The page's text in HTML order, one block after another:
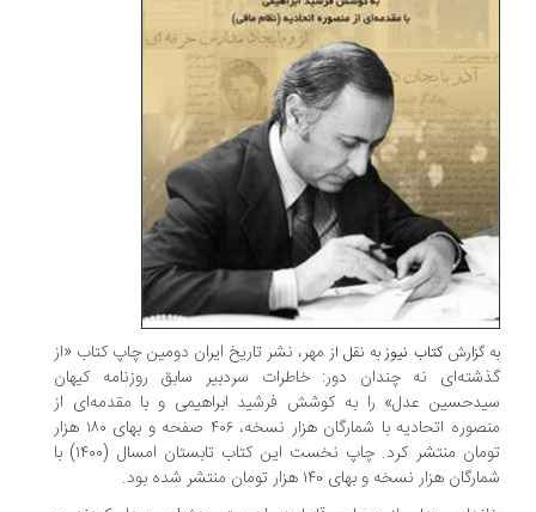
به گزارشکتاب نیوز به نقل از مهر، نشر تاریخ ایران دومین چاپ کتاب «از
گذشته‌ای نه چندان دور: خاطرات سردبیر سابق روزنامه کیهان
سیدحسین عدل» را به کوشش فرشید ابراهیمی و با مقدمه‌ای از
منصوره اتحادیه با شمارگان هزار نسخه، ۴۰۶ صفحه و بهای ۱۸۰ هزار
تومان منتشر کرد. چاپ نخست این کتاب تابستان امسال (۱۴۰۰) با
شمارگان هزار نسخه و بهای ۱۴۰ هزار تومان منتشر شده بود.